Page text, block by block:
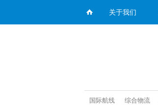
关于我们
国际航线 综合物流